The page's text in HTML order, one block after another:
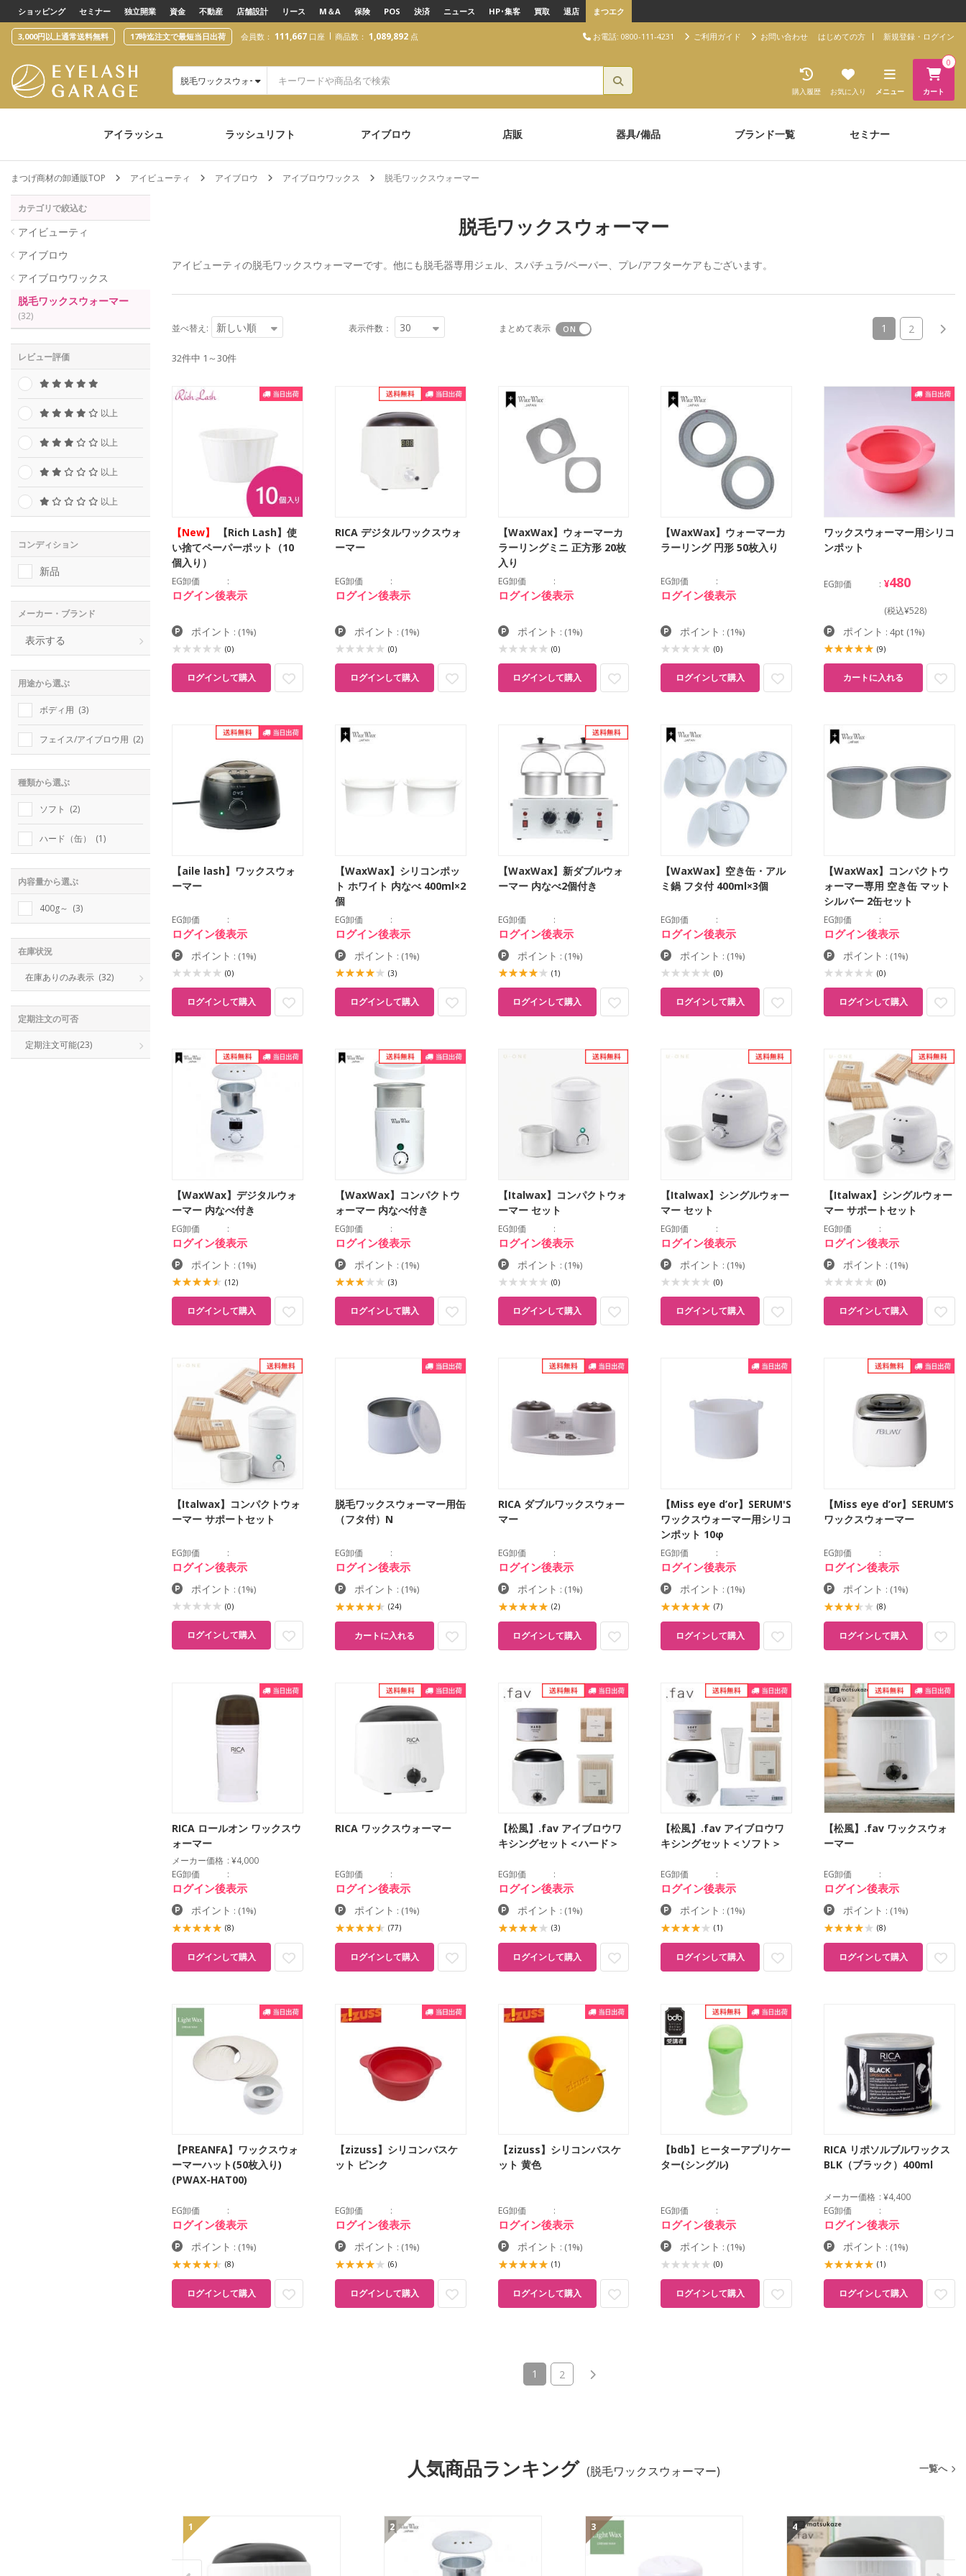
text.skipToContent
text.skipToNavigation
ショッピング セミナー 独立開業 資金 不動産 店舗設計 リース M＆A 保険 POS 決済 ニュース HP･集客 買取 退店 まつエク
3,000円以上通常送料無料 17時迄注文で最短当日出荷 会員数： 111,667 口座 商品数： 1,089,892 点 お電話: 0800-111-4231 ご利用ガイド お問い合わせ はじめての方 新規登録・ログイン
カート
0
メニュー
お気に入り
購入履歴
脱毛ワックスウォーマー
アイラッシュ ラッシュリフト アイブロウ 店販 器具/備品 ブランド一覧 セミナー
まつげ商材の卸通販TOP アイビューティ アイブロウ アイブロウワックス 脱毛ワックスウォーマー
カテゴリで絞込む
アイビューティ
アイブロウ
アイブロウワックス
脱毛ワックスウォーマー
(32)
レビュー評価
以上
以上
以上
以上
コンディション
新品
メーカー・ブランド
表示する
用途から選ぶ
ボディ用 (3)
フェイス/アイブロウ用 (2)
種類から選ぶ
ソフト (2)
ハード（缶） (1)
内容量から選ぶ
400g～ (3)
在庫状況
在庫ありのみ表示 (32)
定期注文の可否
定期注文可能(23)
脱毛ワックスウォーマー
アイビューティの脱毛ワックスウォーマーです。他にも脱毛器専用ジェル、 スパチュラ/ペーパー、 プレ/アフターケアもございます。
並べ替え: 新しい順 表示件数： 30 まとめて表示 1 (current)
2
32件中 1～30件
【New】
【Rich Lash】使
い捨てペーパーポット（10
個入り）
EG卸価
ログイン後表示
ポイント : (1%)
(0)
ログインして購入
RICA デジタルワックスウォ
ーマー
EG卸価
ログイン後表示
ポイント : (1%)
(0)
ログインして購入
【WaxWax】ウォーマーカ
ラーリングミニ 正方形 20枚
入り
EG卸価
ログイン後表示
ポイント : (1%)
(0)
ログインして購入
【WaxWax】ウォーマーカ
ラーリング 円形 50枚入り
EG卸価
ログイン後表示
ポイント : (1%)
(0)
ログインして購入
ワックスウォーマー用シリコ
ンポット
EG卸価 ¥480
(税込¥528)
ポイント : 4pt (1%)
(9)
カートに入れる
【aile lash】ワックスウォ
ーマー
EG卸価
ログイン後表示
ポイント : (1%)
(0)
ログインして購入
【WaxWax】シリコンポッ
ト ホワイト 内なべ 400ml×2
個
EG卸価
ログイン後表示
ポイント : (1%)
(3)
ログインして購入
【WaxWax】新ダブルウォ
ーマー 内なべ2個付き
EG卸価
ログイン後表示
ポイント : (1%)
(1)
ログインして購入
【WaxWax】空き缶・アル
ミ鍋 フタ付 400ml×3個
EG卸価
ログイン後表示
ポイント : (1%)
(0)
ログインして購入
【WaxWax】コンパクトウ
ォーマー専用 空き缶 マット
シルバー 2缶セット
EG卸価
ログイン後表示
ポイント : (1%)
(0)
ログインして購入
【WaxWax】デジタルウォ
ーマー 内なべ付き
EG卸価
ログイン後表示
ポイント : (1%)
(12)
ログインして購入
【WaxWax】コンパクトウ
ォーマー 内なべ付き
EG卸価
ログイン後表示
ポイント : (1%)
(3)
ログインして購入
【Italwax】コンパクトウォ
ーマー セット
EG卸価
ログイン後表示
ポイント : (1%)
(0)
ログインして購入
【Italwax】シングルウォー
マー セット
EG卸価
ログイン後表示
ポイント : (1%)
(0)
ログインして購入
【Italwax】シングルウォー
マー サポートセット
EG卸価
ログイン後表示
ポイント : (1%)
(0)
ログインして購入
【Italwax】コンパクトウォ
ーマー サポートセット
EG卸価
ログイン後表示
ポイント : (1%)
(0)
ログインして購入
脱毛ワックスウォーマー用缶
（フタ付）N
EG卸価
ログイン後表示
ポイント : (1%)
(24)
カートに入れる
RICA ダブルワックスウォー
マー
EG卸価
ログイン後表示
ポイント : (1%)
(2)
ログインして購入
【Miss eye d’or】SERUM'S
ワックスウォーマー用シリコ
ンポット 10φ
EG卸価
ログイン後表示
ポイント : (1%)
(7)
ログインして購入
【Miss eye d’or】SERUM’S
ワックスウォーマー
EG卸価
ログイン後表示
ポイント : (1%)
(8)
ログインして購入
RICA ロールオン ワックスウ
ォーマー
メーカー価格
¥4,000
EG卸価
ログイン後表示
ポイント : (1%)
(8)
ログインして購入
RICA ワックスウォーマー
EG卸価
ログイン後表示
ポイント : (1%)
(77)
ログインして購入
【松風】.fav アイブロウワ
キシングセット＜ハード＞
EG卸価
ログイン後表示
ポイント : (1%)
(3)
ログインして購入
【松風】.fav アイブロウワ
キシングセット＜ソフト＞
EG卸価
ログイン後表示
ポイント : (1%)
(1)
ログインして購入
【松風】.fav ワックスウォ
ーマー
EG卸価
ログイン後表示
ポイント : (1%)
(8)
ログインして購入
【PREANFA】ワックスウォ
ーマーハット(50枚入り)
(PWAX-HAT00)
EG卸価
ログイン後表示
ポイント : (1%)
(8)
ログインして購入
【zizuss】シリコンバスケ
ット ピンク
EG卸価
ログイン後表示
ポイント : (1%)
(6)
ログインして購入
【zizuss】シリコンバスケ
ット 黄色
EG卸価
ログイン後表示
ポイント : (1%)
(1)
ログインして購入
【bdb】ヒーターアプリケー
ター(シングル)
EG卸価
ログイン後表示
ポイント : (1%)
(0)
ログインして購入
RICA リポソルブルワックス
BLK（ブラック）400ml
メーカー価格
¥4,400
EG卸価
ログイン後表示
ポイント : (1%)
(1)
ログインして購入
1 (current)
2
人気商品ランキング (脱毛ワックスウォーマー) 一覧へ
1 2 3 4